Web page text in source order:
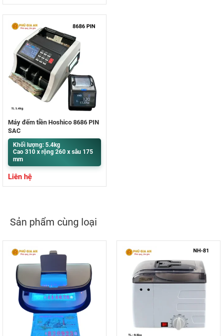
Máy đếm tiền Hoshico 8686 PIN
SẠC
Khối lượng: 5.4kg
Cao 310 x rộng 260 x sâu 175
mm
Liên hệ
Sản phẩm cùng loại